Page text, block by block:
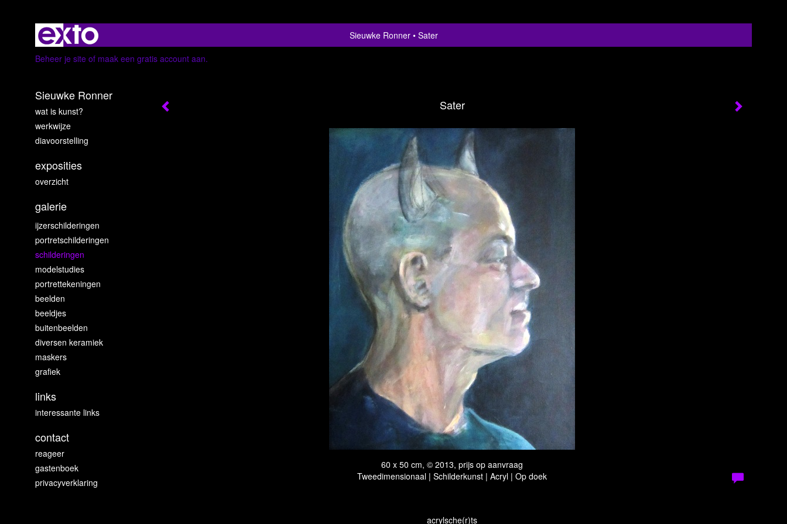
Sieuwke Ronner
Sater
Beheer je site of maak een gratis account aan.
Sater
60 x 50 cm, © 2013, prijs op aanvraag
Tweedimensionaal | Schilderkunst | Acryl | Op doek
acrylsche(r)ts
Sieuwke Ronner
wat is kunst?
werkwijze
diavoorstelling
exposities
overzicht
galerie
ijzerschilderingen
portretschilderingen
schilderingen
modelstudies
portrettekeningen
beelden
beeldjes
buitenbeelden
diversen keramiek
maskers
grafiek
links
interessante links
contact
reageer
gastenboek
privacyverklaring